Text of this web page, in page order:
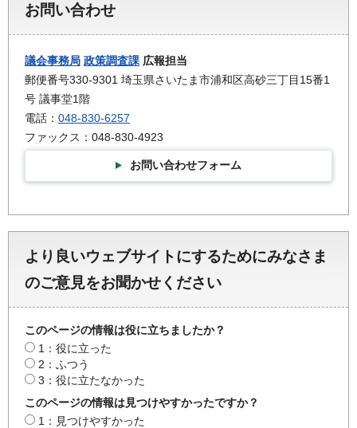
お問い合わせ
議会事務局 政策調査課 広報担当
郵便番号330-9301 埼玉県さいたま市浦和区高砂三丁目15番1
号 議事堂1階
電話： 048-830-6257
ファックス：048-830-4923
お問い合わせフォーム
より良いウェブサイトにするためにみなさま
のご意見をお聞かせください
このページの情報は役に立ちましたか？
1：役に立った
2：ふつう
3：役に立たなかった
このページの情報は見つけやすかったですか？
1：見つけやすかった